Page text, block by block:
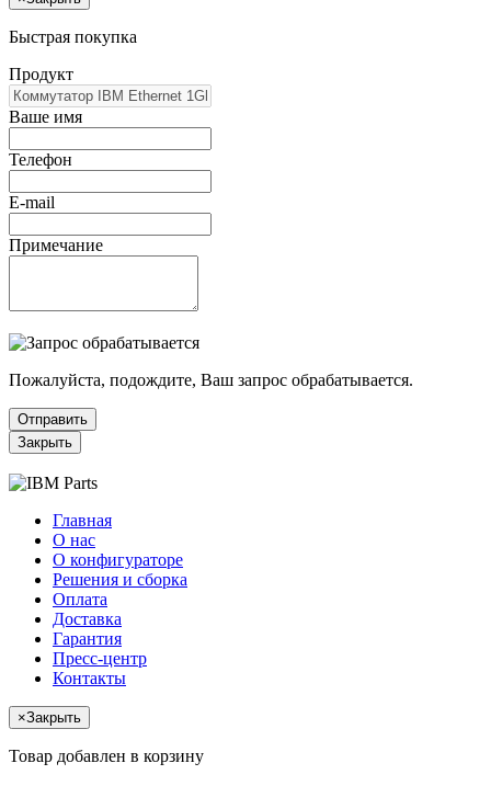
Быстрая покупка
Продукт
Ваше имя
Телефон
E-mail
Примечание
Пожалуйста, подождите, Ваш запрос обрабатывается.
Отправить
Закрыть
Главная
О нас
О конфигураторе
Решения и сборка
Оплата
Доставка
Гарантия
Пресс-центр
Контакты
×Закрыть
Товар добавлен в корзину